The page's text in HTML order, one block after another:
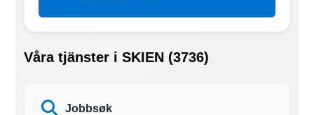
Våra tjänster i SKIEN (3736)
Jobbsøk